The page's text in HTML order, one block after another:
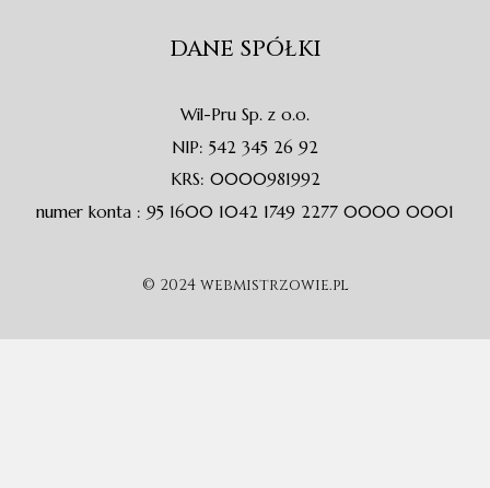
DANE SPÓŁKI
Wil-Pru Sp. z o.o.
NIP: 542 345 26 92
KRS: 0000981992
numer konta : 95 1600 1042 1749 2277 0000 0001
© 2024 webmistrzowie.pl